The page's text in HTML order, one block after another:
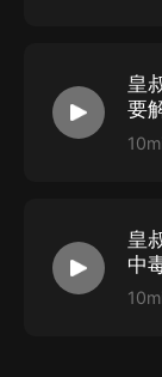
皇
要
皇
中